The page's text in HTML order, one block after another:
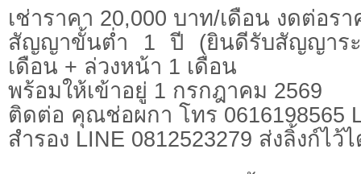
เช่าราคา 20,000 บาท/เดือน งดต่อรา
สัญญาขั้นต่ำ 1 ปี (ยินดีรับสัญญาร
เดือน + ล่วงหน้า 1 เดือน
พร้อมให้เข้าอยู่ 1 กรกฎาคม 2569
ติดต่อ คุณช่อผกา โทร 0616198565
สำรอง LINE 0812523279 ส่งลิ้งก์ไว้ไ